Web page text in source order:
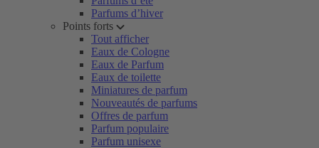
Parfums d’hiver
Points forts
Tout afficher
Eaux de Cologne
Eaux de Parfum
Eaux de toilette
Miniatures de parfum
Nouveautés de parfums
Offres de parfum
Parfum populaire
Parfum unisexe